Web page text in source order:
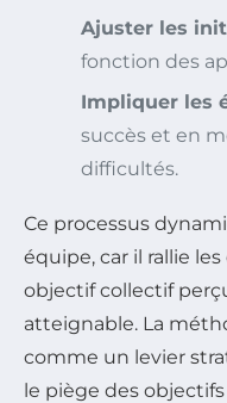
Ajuster les
fonction des
Impliquer les
succès et en
difficultés.
Ce processus
équipe, car il rallie
objectif collectif
atteignable. La
comme un levier
le piège des